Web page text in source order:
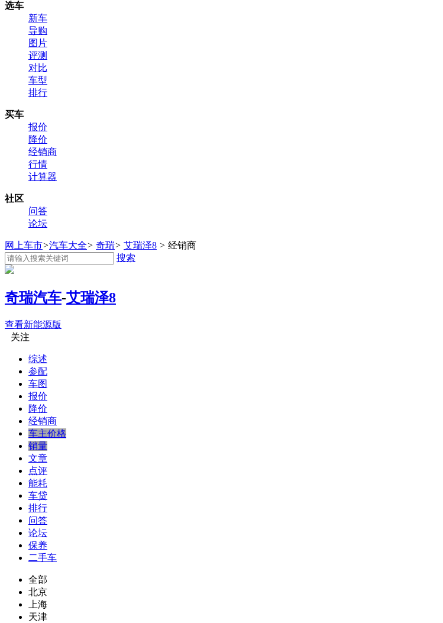
选车
新车
导购
图片
评测
对比
车型
排行
买车
报价
降价
经销商
行情
计算器
社区
问答
论坛
网上车市>汽车大全> 奇瑞> 艾瑞泽8 > 经销商
搜索
奇瑞汽车-艾瑞泽8
查看新能源版
关注
综述
参配
车图
报价
降价
经销商
车主价格
销量
文章
点评
能耗
车贷
排行
问答
论坛
保养
二手车
全部
北京
上海
天津